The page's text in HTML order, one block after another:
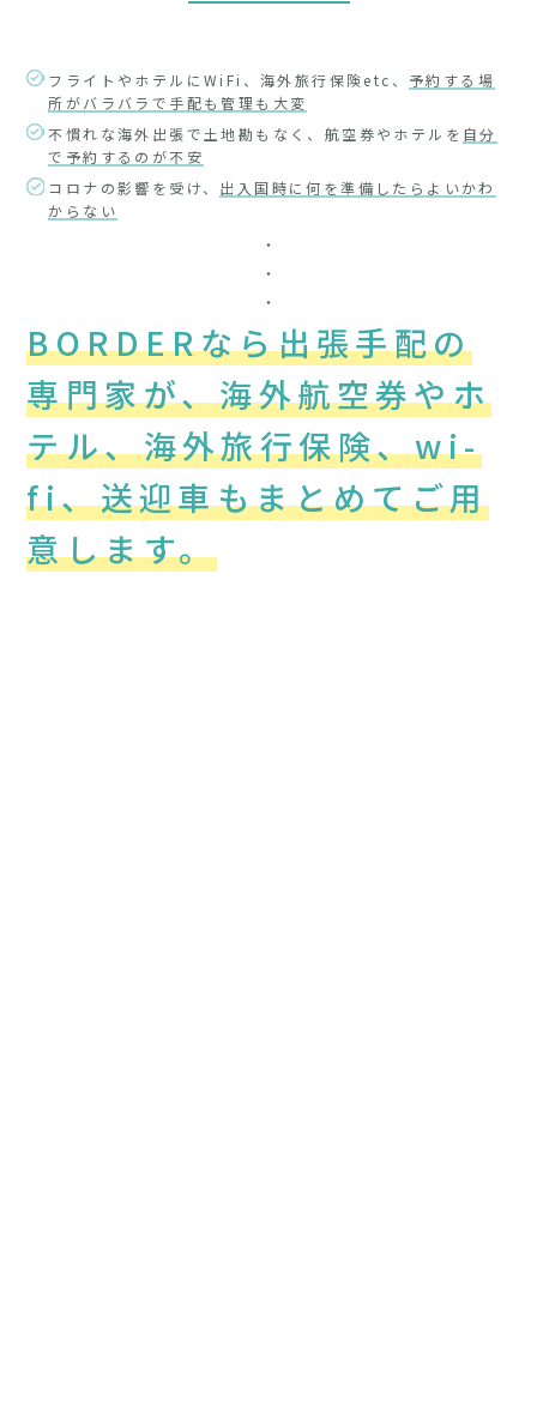
フライトやホテルにWiFi、海外旅行保険etc、 予約する場
所がバラバラで手配も管理も大変
不慣れな海外出張で土地勘もなく、航空券やホテルを 自分
で予約するのが不安
コロナの影響を受け、 出入国時に何を準備したらよいかわ
からない
・
・
・
BORDERなら出張手配の
専門家が、海外航空券やホ
テル、海外旅行保険、wi-
fi、送迎車もまとめてご用
意します。